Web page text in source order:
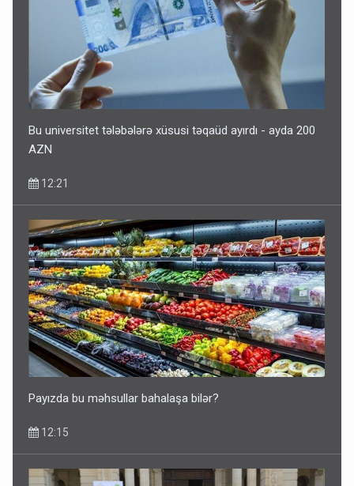
Bu universitet tələbələrə xüsusi təqaüd ayırdı - ayda 200
AZN
12:21
Payızda bu məhsullar bahalaşa bilər?
12:15